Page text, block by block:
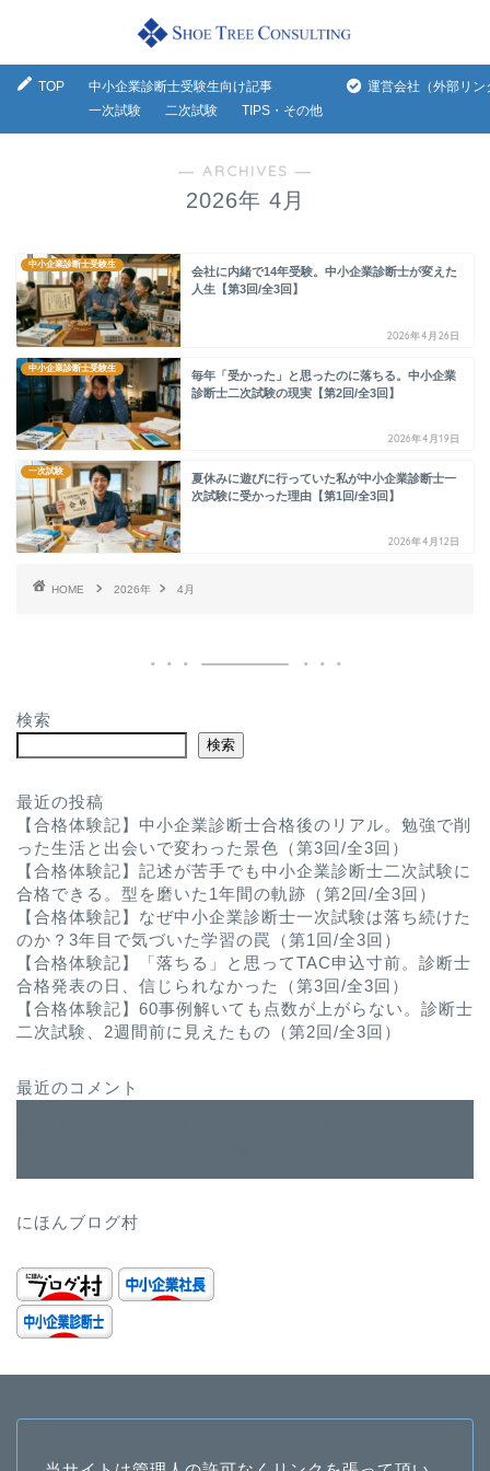
TOP
中小企業診断士受験生向け記事
一次試験
二次試験 TIPS・その他
運営会社（外部リン
― ARCHIVES ―
2026年 4月
中小企業診断士受験生
会社に内緒で14年受験。中小企業診断士が変えた
人生【第3回/全3回】
2026年4月26日
中小企業診断士受験生
毎年「受かった」と思ったのに落ちる。中小企業
診断士二次試験の現実【第2回/全3回】
2026年4月19日
一次試験
夏休みに遊びに行っていた私が中小企業診断士一
次試験に受かった理由【第1回/全3回】
2026年4月12日
HOME 2026年 4月
検索
検索
最近の投稿
【合格体験記】中小企業診断士合格後のリアル。勉強で削
った生活と出会いで変わった景色（第3回/全3回）
【合格体験記】記述が苦手でも中小企業診断士二次試験に
合格できる。型を磨いた1年間の軌跡（第2回/全3回）
【合格体験記】なぜ中小企業診断士一次試験は落ち続けた
のか？3年目で気づいた学習の罠（第1回/全3回）
【合格体験記】「落ちる」と思ってTAC申込寸前。診断士
合格発表の日、信じられなかった（第3回/全3回）
【合格体験記】60事例解いても点数が上がらない。診断士
二次試験、2週間前に見えたもの（第2回/全3回）
最近のコメント
にほんブログ村